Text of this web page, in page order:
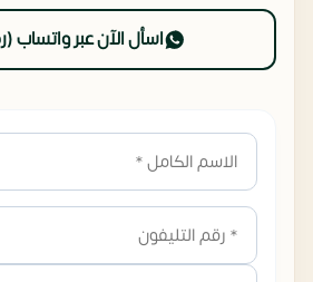
اسأل الآن عبر واتساب